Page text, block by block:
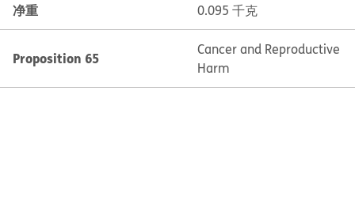
净重 0.095 千克
Proposition 65
Cancer and Reproductive
Harm